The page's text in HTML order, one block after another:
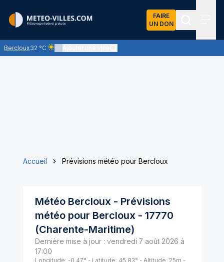
FAIRE
UN DON
Bercloux32 °C
Ciel clair - quasiment pas de nuages et un soleil
Accueil Prévisions météo pour Bercloux
Météo Bercloux - Prévisions
météo pour Bercloux - 17770
(Charente-Maritime)
Dernière mise à jour : vendredi 7 août 2026 à
17:00
Longitude: -0.47° - Latitude: 45.83° - Altitude: 25m -